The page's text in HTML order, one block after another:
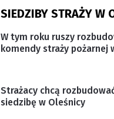
STRAŻY W
W tym roku ruszy
komendy straży pożarnej
Strażacy chcą
siedzibę w Oleśnicy